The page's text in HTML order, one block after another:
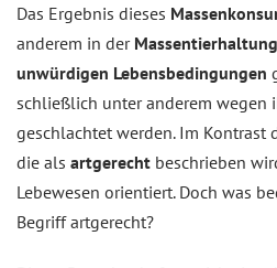
Das Ergebnis dieses
anderem in der Massentierhaltung
unwürdigen Lebensbedingungen
schließlich unter anderem wegen
geschlachtet werden. Im Kontrast
die als artgerecht beschrieben
Lebewesen orientiert. Doch was
Begriff artgerecht?